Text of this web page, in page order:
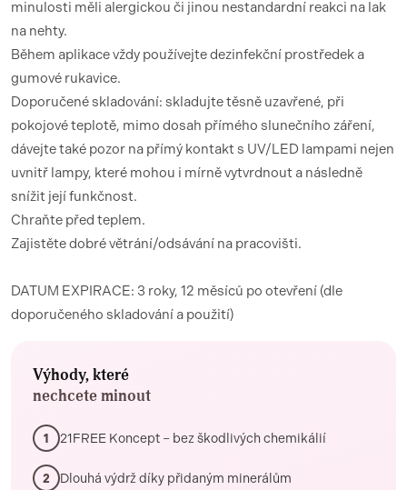
minulosti měli alergickou či jinou nestandardní reakci na lak
na nehty.
Během aplikace vždy používejte dezinfekční prostředek a
gumové rukavice.
Doporučené skladování: skladujte těsně uzavřené, při
pokojové teplotě, mimo dosah přímého slunečního záření,
dávejte také pozor na přímý kontakt s UV/LED lampami nejen
uvnitř lampy, které mohou i mírně vytvrdnout a následně
snížit její funkčnost.
Chraňte před teplem.
Zajistěte dobré větrání/odsávání na pracovišti.
DATUM EXPIRACE: 3 roky, 12 měsíců po otevření (dle
doporučeného skladování a použití)
Výhody, které
nechcete minout
1 21FREE Koncept – bez škodlivých chemikálií
2 Dlouhá výdrž díky přidaným minerálům